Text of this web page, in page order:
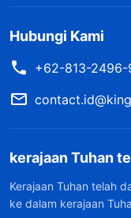
Hubungi Kami
+62-813-2496-
kerajaan Tuhan
Kerajaan Tuhan telah
ke dalam kerajaan